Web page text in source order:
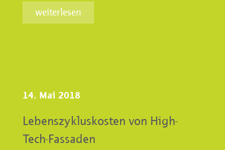
weiterlesen
14. Mai 2018
Lebenszykluskosten von High-
Tech-Fassaden